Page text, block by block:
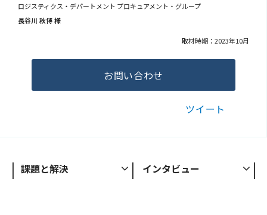
ロジスティクス・デパートメント プロキュアメント・グループ
長谷川 秋博 様
取材時期：2023年10月
お問い合わせ
ツイート
課題と解決 インタビュー